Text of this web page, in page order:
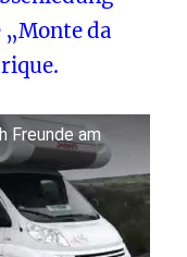
„Monte da
Freunde am